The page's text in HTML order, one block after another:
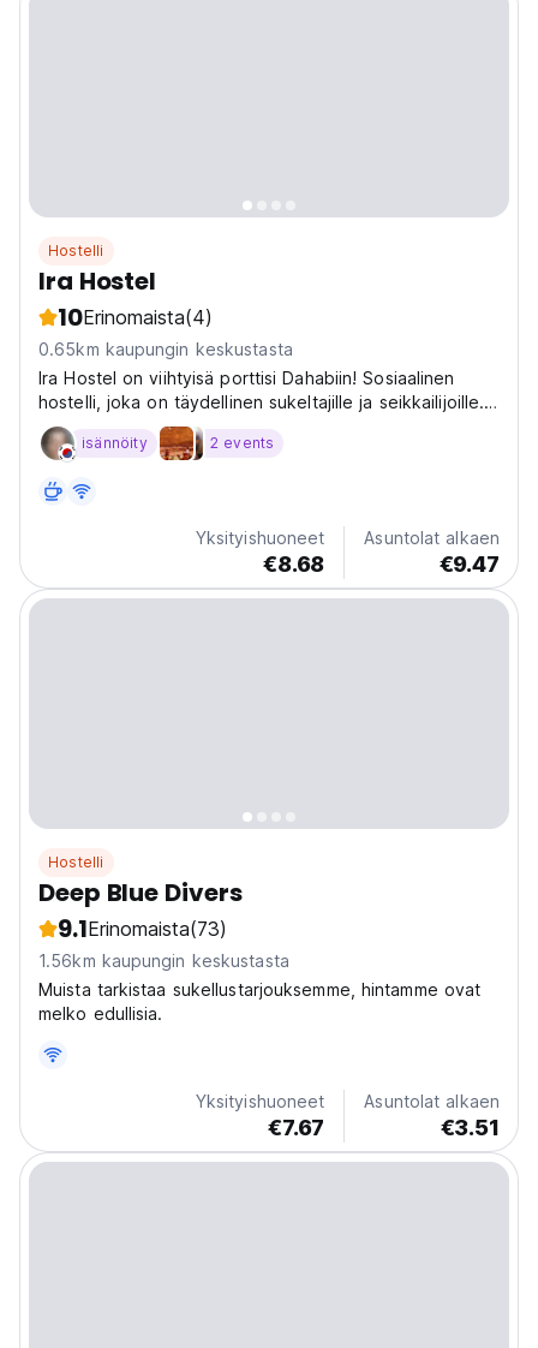
Hostelli
Ira Hostel
10Erinomaista(4)
0.65km kaupungin keskustasta
Ira Hostel on viihtyisä porttisi Dahabiin! Sosiaalinen
hostelli, joka on täydellinen sukeltajille ja seikkailijoille.
Tutustu Punaiseenmereen yhdestä Dahabin parhaista
hostelleista. (Auto-translated from original language)
isännöity 2 events
Yksityishuoneet
€8.68
Asuntolat alkaen
€9.47
Hostelli
Deep Blue Divers
9.1Erinomaista(73)
1.56km kaupungin keskustasta
Muista tarkistaa sukellustarjouksemme, hintamme ovat
melko edullisia.
Yksityishuoneet
€7.67
Asuntolat alkaen
€3.51